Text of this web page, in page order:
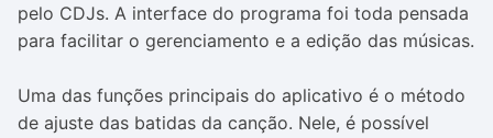
pelo CDJs. A interface do programa foi toda pensada
para facilitar o gerenciamento e a edição das músicas.
Uma das funções principais do aplicativo é o método
de ajuste das batidas da canção. Nele, é possível